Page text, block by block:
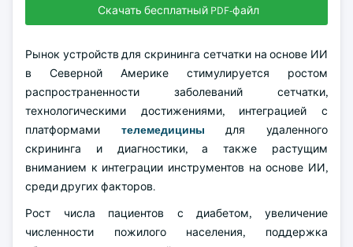
Скачать бесплатный PDF-файл
Рынок устройств для скрининга сетчатки на основе ИИ
в Северной Америке стимулируется ростом
распространенности заболеваний сетчатки,
технологическими достижениями, интеграцией с
платформами телемедицины для удаленного
скрининга и диагностики, а также растущим
вниманием к интеграции инструментов на основе ИИ,
среди других факторов.
Рост числа пациентов с диабетом, увеличение
численности пожилого населения, поддержка